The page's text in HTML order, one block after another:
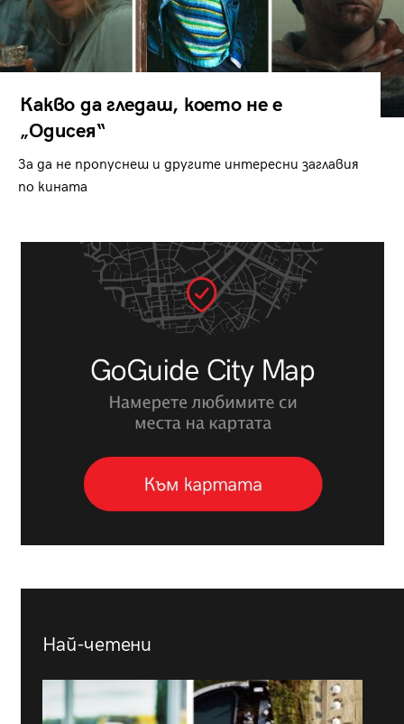
Какво да гледаш, което не е
„Одисея“
За да не пропуснеш и другите интересни заглавия
по кината
Най-четени